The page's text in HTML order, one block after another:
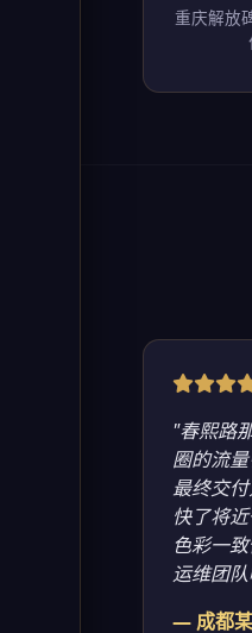
重庆解放
"春熙路
圈的流
最终交
快了将
色彩一
运维团
— 成都